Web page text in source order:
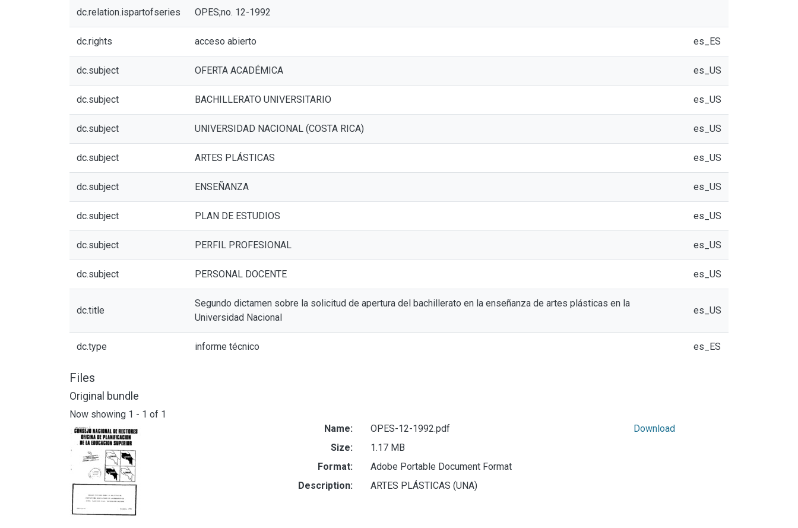
dc.relation.ispartofseries OPES;no. 12-1992
dc.rights acceso abierto es_ES
dc.subject OFERTA ACADÉMICA es_US
dc.subject BACHILLERATO UNIVERSITARIO es_US
dc.subject UNIVERSIDAD NACIONAL (COSTA RICA) es_US
dc.subject ARTES PLÁSTICAS es_US
dc.subject ENSEÑANZA es_US
dc.subject PLAN DE ESTUDIOS es_US
dc.subject PERFIL PROFESIONAL es_US
dc.subject PERSONAL DOCENTE es_US
dc.title
Segundo dictamen sobre la solicitud de apertura del bachillerato en la enseñanza de artes plásticas en la
Universidad Nacional
es_US
dc.type informe técnico es_ES
Files
Original bundle
Now showing 1 - 1 of 1
Name:
OPES-12-1992.pdf
Size:
1.17 MB
Format:
Adobe Portable Document Format
Description:
ARTES PLÁSTICAS (UNA)
Download